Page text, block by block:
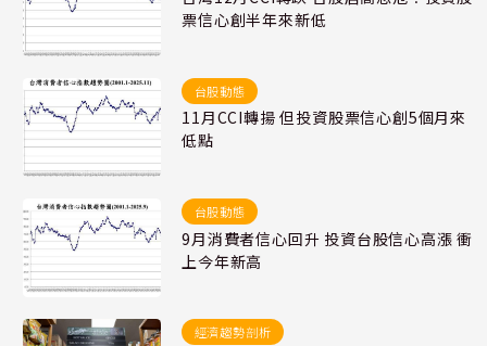
票信心創半年來新低
台股動態
11月CCI轉揚 但投資股票信心創5個月來
低點
台股動態
9月消費者信心回升 投資台股信心高漲 衝
上今年新高
經濟趨勢剖析